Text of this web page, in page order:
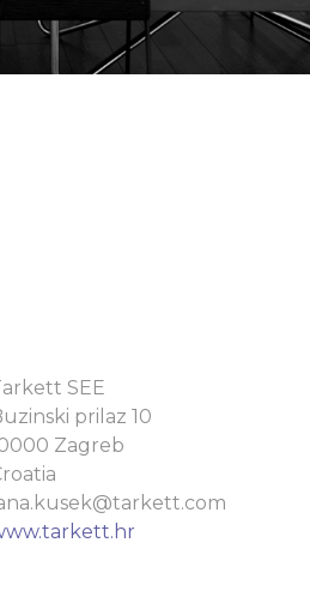
SEE
prilaz 10
Zagreb